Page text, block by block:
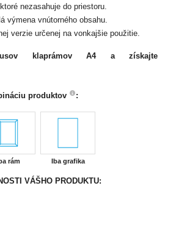
nezasahuje do priestoru.
výmena vnútorného obsahu.
verzie určenej na vonkajšie použitie.
klaprámov A4 a získajte
produktov :
rám Iba grafika
VÁŠHO PRODUKTU: